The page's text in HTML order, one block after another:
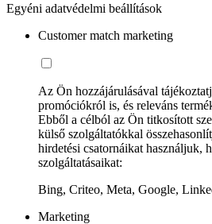
Egyéni adatvédelmi beállítások
Customer match marketing
Az Ön hozzájárulásával
promóciókról is, és releváns
Ebből a célból az Ön titkosított
külső szolgáltatókkal
hirdetési csatornáikat használjuk,
szolgáltatásaikat:
Bing, Criteo, Meta, Google,
Marketing